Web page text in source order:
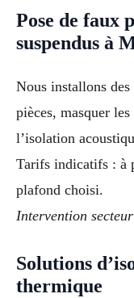
Pose de faux
suspendus à
Nous installons
pièces, masquer
l’isolation
Tarifs indicatifs : à
plafond choisi.
Intervention
Solutions
thermique